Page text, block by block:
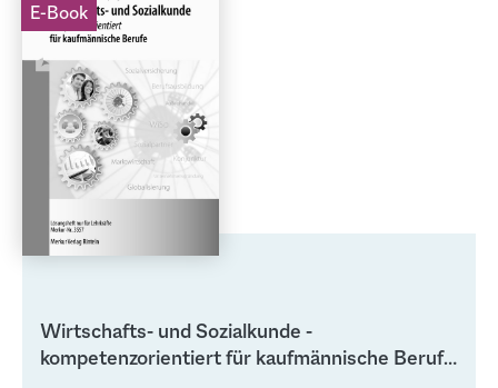
E-Book
Wirtschafts- und Sozialkunde -
kompetenzorientiert für kaufmännische Berufe